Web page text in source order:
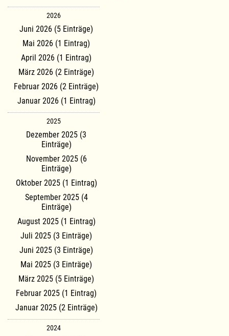
2026
Juni 2026 (5 Einträge)
Mai 2026 (1 Eintrag)
April 2026 (1 Eintrag)
März 2026 (2 Einträge)
Februar 2026 (2 Einträge)
Januar 2026 (1 Eintrag)
2025
Dezember 2025 (3
Einträge)
November 2025 (6
Einträge)
Oktober 2025 (1 Eintrag)
September 2025 (4
Einträge)
August 2025 (1 Eintrag)
Juli 2025 (3 Einträge)
Juni 2025 (3 Einträge)
Mai 2025 (3 Einträge)
März 2025 (5 Einträge)
Februar 2025 (1 Eintrag)
Januar 2025 (2 Einträge)
2024